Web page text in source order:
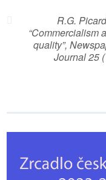
R.G.
“Commercialism
quality”,
Journal 25